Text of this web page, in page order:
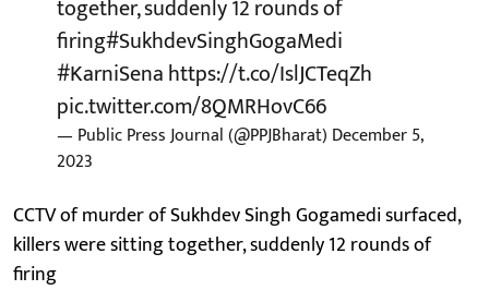
together, suddenly 12 rounds of
firing#SukhdevSinghGogaMedi
#KarniSenahttps://t.co/IslJCTeqZh
pic.twitter.com/8QMRHovC66
— Public Press Journal (@PPJBharat) December 5,
2023
CCTV of murder of Sukhdev Singh Gogamedi surfaced,
killers were sitting together, suddenly 12 rounds of
firing